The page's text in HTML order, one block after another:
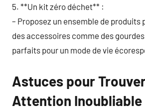
5. **Un kit zéro déchet** :
– Proposez un ensemble de produits
des accessoires comme des
parfaits pour un mode de vie
Astuces pour
Attention Inoubliable